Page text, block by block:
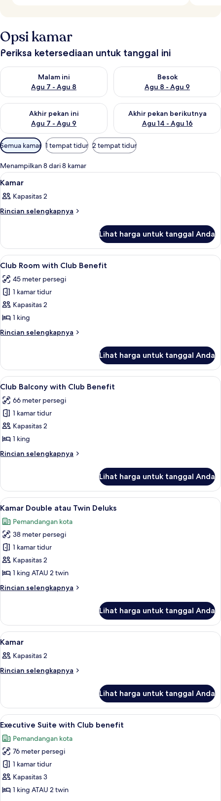
Opsi kamar
Periksa ketersediaan untuk tanggal ini
Malam ini
Agu 7 - Agu 8
Periksa ketersediaan untuk malam ini Agu 7 - Agu 8
Besok
Agu 8 - Agu 9
Periksa ketersediaan untuk
Akhir pekan ini
Agu 7 - Agu 9
Periksa ketersediaan untuk akhir pekan ini Agu 7 - Agu 9
Akhir pekan berikutnya
Agu 14 - Agu 16
Periksa ketersediaan untuk
Filter
tersedia
untuk
kamar
Semua kamar 1 tempat tidur 2 tempat tidur
Menampilkan 8 dari 8 kamar
Lihat
semua
foto
untuk
Seprai premium, minibar, brankas,
5
Kamar
Kapasitas 2
Rincian selengkapnya
Rincian
Kamar
Lihat harga untuk tanggal Anda
Lihat
semua
foto
untuk
Club
Room
with
Club
Seprai premium, minibar, brankas,
7
Club Room with Club Benefit
45 meter persegi
1 kamar tidur
Kapasitas 2
1 king
Rincian selengkapnya
Rincian
Club
Room
with
Benefit
Lihat harga untuk tanggal Anda
Lihat
semua
foto
untuk
Club
Balcony
with
Club
Seprai premium, minibar, brankas,
6
Club Balcony with Club Benefit
66 meter persegi
1 kamar tidur
Kapasitas 2
1 king
Rincian selengkapnya
Rincian
Club
Balcony
with
Benefit
Lihat harga untuk tanggal Anda
Lihat
semua
foto
untuk
Kamar
Double
atau
Deluks
5
Kamar Double atau Twin Deluks
Pemandangan kota
38 meter persegi
1 kamar tidur
Kapasitas 2
1 king ATAU 2 twin
Rincian selengkapnya
Rincian
Kamar
Double
atau
Deluks
Lihat harga untuk tanggal Anda
Lihat
semua
foto
untuk
Seprai premium, minibar, brankas,
5
Kamar
Kapasitas 2
Rincian selengkapnya
Rincian
Kamar
Lihat harga untuk tanggal Anda
Lihat
semua
foto
untuk
Executive
Suite
with
Executive Suite with Club benefit |
5
Executive Suite with Club benefit
Pemandangan kota
76 meter persegi
1 kamar tidur
Kapasitas 3
1 king ATAU 2 twin